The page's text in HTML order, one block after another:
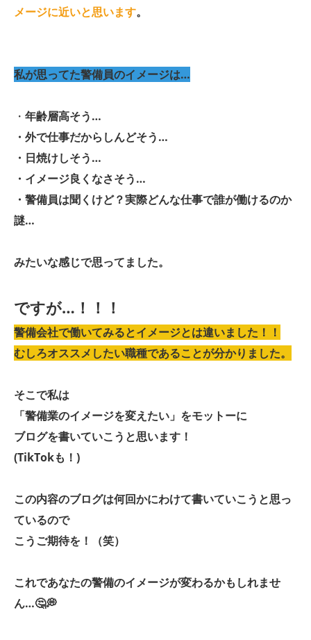
メージに近いと思います。
私が思ってた警備員のイメージは…
・ 年齢層高そう…
・外で仕事だからしんどそう…
・日焼けしそう…
・イメージ良くなさそう…
・警備員は聞くけど？実際どんな仕事で誰が働けるのか
謎…
みたいな感じで思ってました。
ですが…！！！
警備会社で働いてみるとイメージとは違いました！！
むしろオススメしたい職種であることが分かりました。
そこで私は
「警備業のイメージを変えたい」をモットーに
ブログを書いていこうと思います！
(TikTokも！)
この内容のブログは何回かにわけて書いていこうと思っ
ているので
こうご期待を！（笑）
これであなたの警備のイメージが変わるかもしれませ
ん…🤔💭